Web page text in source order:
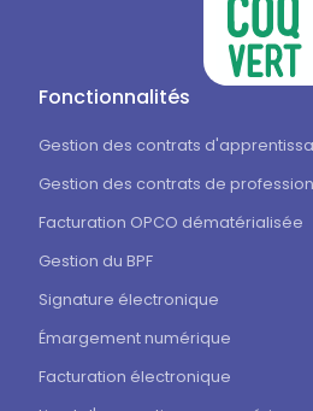
Fonctionnalités
Gestion des contrats
Gestion des contrats de
Facturation OPCO dématérialisée
Gestion du BPF
Signature électronique
Émargement numérique
Facturation électronique